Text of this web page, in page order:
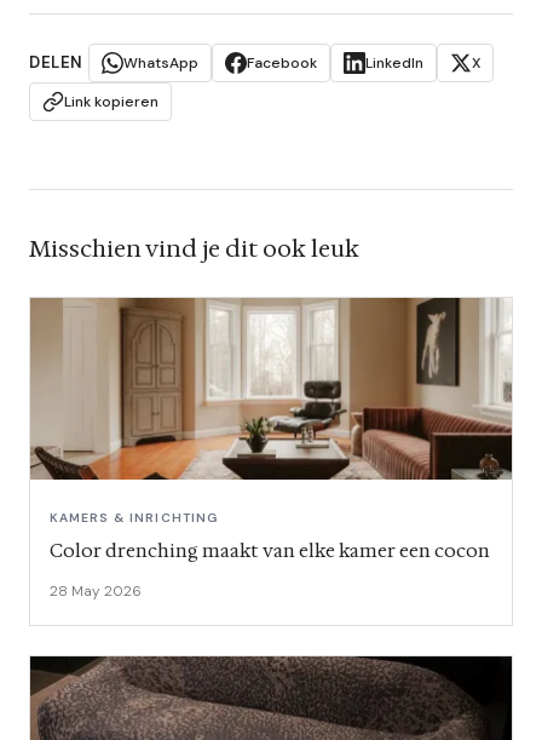
DELEN WhatsApp Facebook LinkedIn
X
Link kopieren
Misschien vind je dit ook leuk
KAMERS & INRICHTING
Color drenching maakt van elke kamer een cocon
28 May 2026